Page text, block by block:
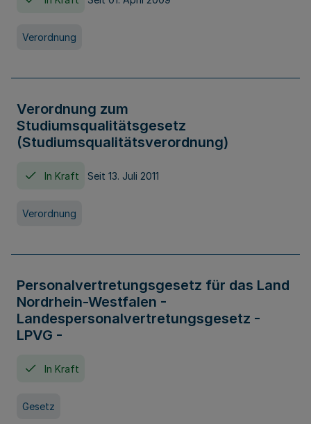
Verordnung
Verordnung zum
Studiumsqualitätsgesetz
(Studiumsqualitätsverordnung)
In Kraft Seit 13. Juli 2011
Verordnung
Personalvertretungsgesetz für das Land
Nordrhein-Westfalen -
Landespersonalvertretungsgesetz -
LPVG -
In Kraft
Gesetz